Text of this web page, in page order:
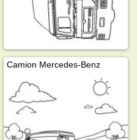
Camion Mercedes-Benz